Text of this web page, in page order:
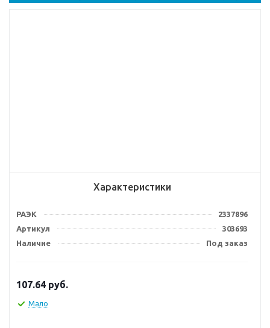
Характеристики
РАЭК
2337896
Артикул
303693
Наличие
Под заказ
107.64 руб.
Мало